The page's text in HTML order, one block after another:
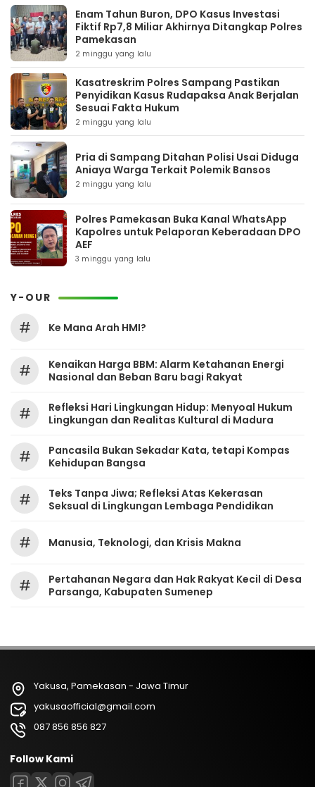
Enam Tahun Buron, DPO Kasus Investasi
Fiktif Rp7,8 Miliar Akhirnya Ditangkap Polres
Pamekasan
2 minggu yang lalu
Kasatreskrim Polres Sampang Pastikan
Penyidikan Kasus Rudapaksa Anak Berjalan
Sesuai Fakta Hukum
2 minggu yang lalu
Pria di Sampang Ditahan Polisi Usai Diduga
Aniaya Warga Terkait Polemik Bansos
2 minggu yang lalu
Polres Pamekasan Buka Kanal WhatsApp
Kapolres untuk Pelaporan Keberadaan DPO
AEF
3 minggu yang lalu
Y-OUR
# Ke Mana Arah HMI?
#
Kenaikan Harga BBM: Alarm Ketahanan Energi
Nasional dan Beban Baru bagi Rakyat
#
Refleksi Hari Lingkungan Hidup: Menyoal Hukum
Lingkungan dan Realitas Kultural di Madura
#
Pancasila Bukan Sekadar Kata, tetapi Kompas
Kehidupan Bangsa
#
Teks Tanpa Jiwa; Refleksi Atas Kekerasan
Seksual di Lingkungan Lembaga Pendidikan
# Manusia, Teknologi, dan Krisis Makna
#
Pertahanan Negara dan Hak Rakyat Kecil di Desa
Parsanga, Kabupaten Sumenep
Yakusa, Pamekasan - Jawa Timur
yakusaofficial@gmail.com
087 856 856 827
Follow Kami